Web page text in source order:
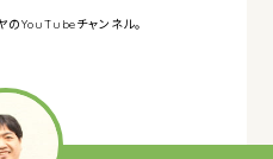
のYouTubeチャンネル。